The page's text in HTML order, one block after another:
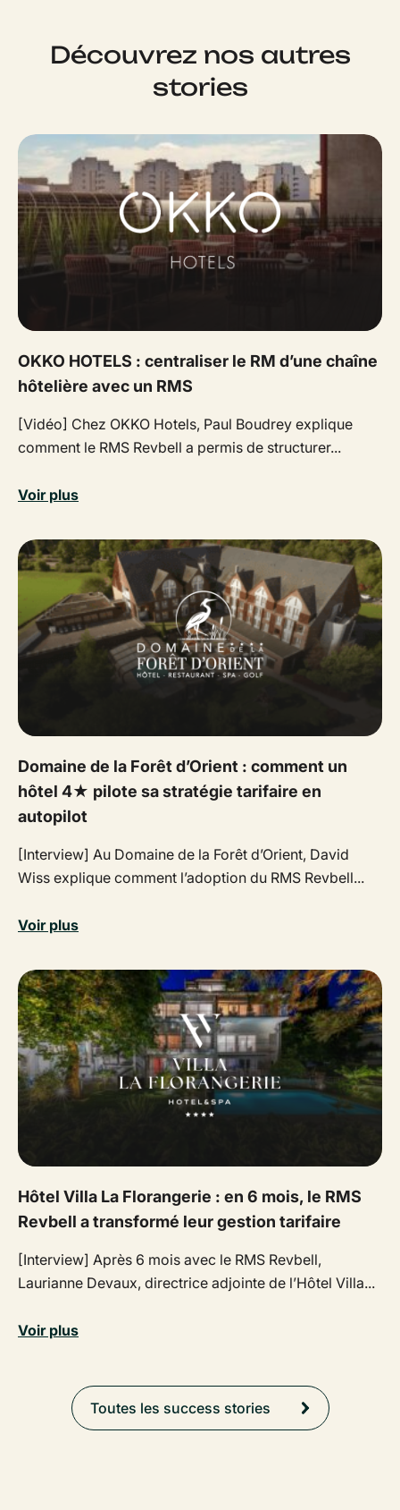
Découvrez nos autres
stories
OKKO HOTELS : centraliser le RM d’une chaîne
hôtelière avec un RMS
[Vidéo] Chez OKKO Hotels, Paul Boudrey explique
comment le RMS Revbell a permis de structurer...
Voir plus
Domaine de la Forêt d’Orient : comment un
hôtel 4★ pilote sa stratégie tarifaire en
autopilot
[Interview] Au Domaine de la Forêt d’Orient, David
Wiss explique comment l’adoption du RMS Revbell...
Voir plus
Hôtel Villa La Florangerie : en 6 mois, le RMS
Revbell a transformé leur gestion tarifaire
[Interview] Après 6 mois avec le RMS Revbell,
Laurianne Devaux, directrice adjointe de l’Hôtel Villa...
Voir plus
Toutes les success stories